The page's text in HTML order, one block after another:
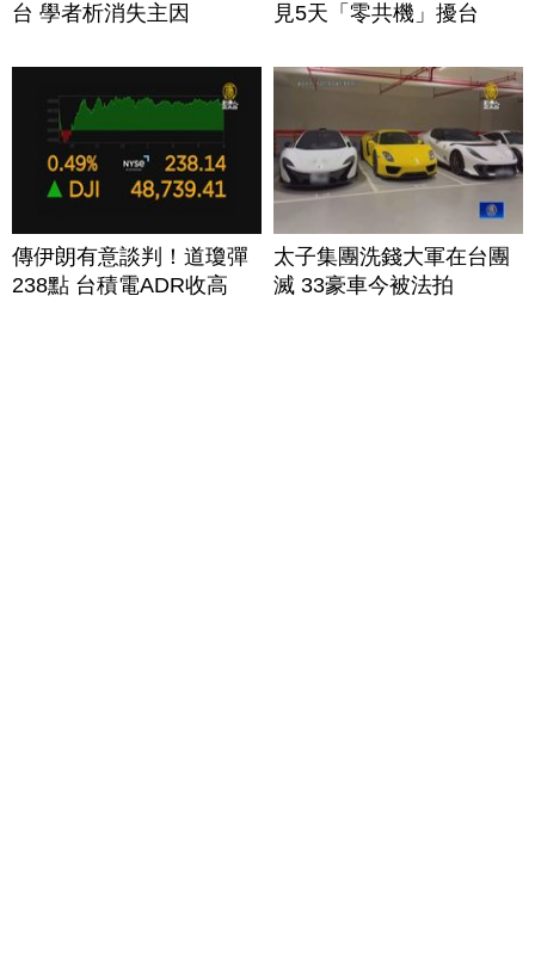
台 學者析消失主因
見5天「零共機」擾台
傳伊朗有意談判！道瓊彈
238點 台積電ADR收高
太子集團洗錢大軍在台團
滅 33豪車今被法拍